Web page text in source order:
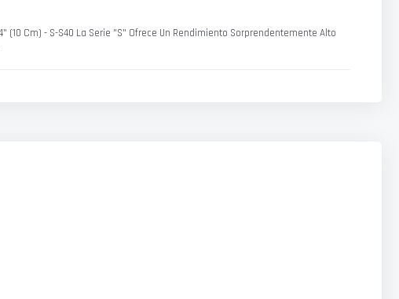
(10 Cm) - S-S40 La Serie "S" Ofrece Un Rendimiento Sorprendentemente Alto